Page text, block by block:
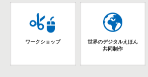
ワークショップ
世界のデジタルえほん
共同制作